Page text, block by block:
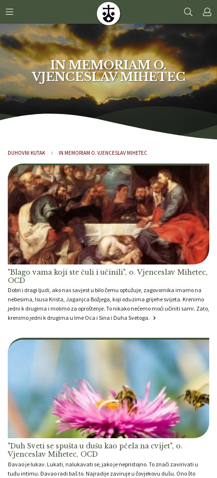
IN MEMORIAM O.
VJENCESLAV MIHETEC
DUHOVNI KUTAK IN MEMORIAM O. VJENCESLAV MIHETEC
"Blago vama koji ste čuli i učinili", o. Vjenceslav Mihetec,
OCD
Dobri i dragi ljudi, ako nas savjest u bilo čemu optužuje, zagovornika imamo na
nebesima, Isusa Krista, Jaganjca Božjega, koji oduzima grijehe svijeta. Krenimo
jedni k drugima i molimo za oproštenje. To nikako nećemo moći učiniti sami. Zato,
krenimo jedni k drugima u Ime Oca i Sina i Duha Svetoga.
"Duh Sveti se spušta u dušu kao pčela na cvijet", o.
Vjenceslav Mihetec, OCD
Đavao je lukav. Lukati, nalukavati se, jako je nepristojno. To znači zavirivati u
tuđu intimu. Đavao radi baš to. Najradije zaviruje u čovjekovu dušu. Ono što